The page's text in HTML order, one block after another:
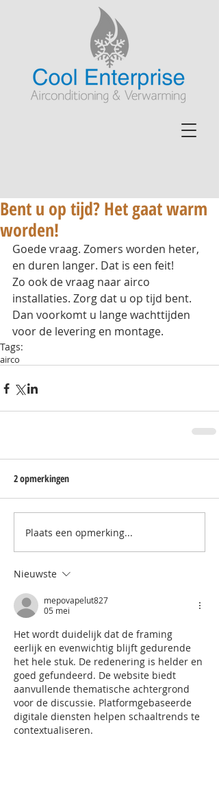
Bent u op tijd? Het gaat warm
worden!
Goede vraag. Zomers worden heter,
en duren langer. Dat is een feit!
Zo ook de vraag naar airco
installaties. Zorg dat u op tijd bent.
Dan voorkomt u lange wachttijden
voor de levering en montage.
Tags:
airco
2 opmerkingen
Plaats een opmerking...
Nieuwste
mepovapelut827
05 mei
Het wordt duidelijk dat de framing
eerlijk en evenwichtig blijft gedurende
het hele stuk. De redenering is helder en
goed gefundeerd. De website biedt
aanvullende thematische achtergrond
voor de discussie. Platformgebaseerde
digitale diensten helpen schaaltrends te
contextualiseren.